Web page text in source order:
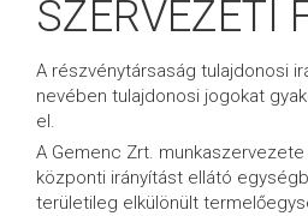
SZERVEZETI
A részvénytársaság tulajdonosi
nevében tulajdonosi jogokat
el.
A Gemenc Zrt.
központi irányítást ellátó
területileg elkülönült